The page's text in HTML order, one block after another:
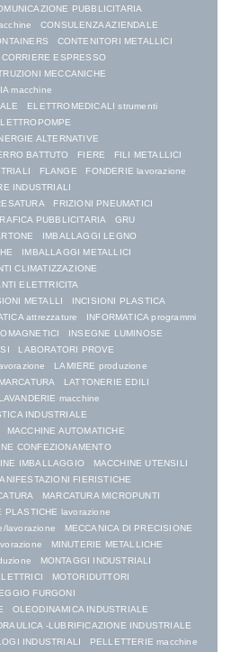
PUBBLICITARIA
CONSULENZA AZIENDALE
CONTENITORI METALLICI
CORRIERE ESPRESSO
MECCANICHE
macchine
ELETTROMEDICALI strumenti
ALTERNATIVE
BATTUTO FIERE
FILI METALLICI
FLANGE
FONDERIE lavorazione
INDUSTRIALI
FRIZIONI PNEUMATICI
PUBBLICITARIA
GRU
IMBALLAGGI LEGNO
IMBALLAGGI METALLICI
CLIMATIZZAZIONE
ELETTRICITA
METALLI
INCISIONI PLASTICA
attrezzature
INFORMATICA programmi
INSEGNE LUMINOSE
LABORATORI PROVE
LAMIERE produzione
LATTONERIE EDILI
LAVANDERIE macchine
INDUSTRIALE
MACCHINE AUTOMATICHE
CONFEZIONAMENTO
IMBALLAGGIO
MACCHINE UTENSILI
FIERISTICHE
MARCATURA MICROPUNTI
PLASTICHE lavorazione
lavorazione
MECCANICA DI PRECISIONE
MINUTERIE METALLICHE
MONTAGGI INDUSTRIALI
MOTORIDUTTORI
FURGONI
OLEODINAMICA INDUSTRIALE
-LUBRIFICAZIONE INDUSTRIALE
INDUSTRIALI
PELLETTERIE macchine